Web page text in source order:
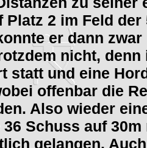
Platz 2 im Feld
er dann
nicht, denn
statt und eine
offenbar die
Also wieder
Schuss auf
gelangen.